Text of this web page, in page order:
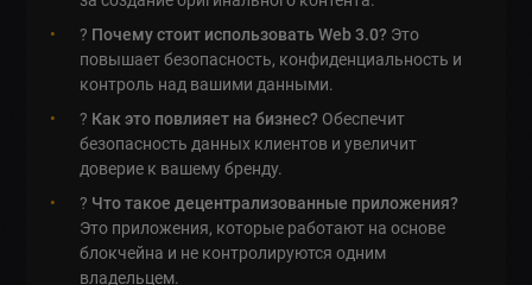
? Почему стоит использовать Web 3.0? Это
повышает безопасность, конфиденциальность и
контроль над вашими данными.
? Как это повлияет на бизнес? Обеспечит
безопасность данных клиентов и увеличит
доверие к вашему бренду.
? Что такое децентрализованные приложения?
Это приложения, которые работают на основе
блокчейна и не контролируются одним
владельцем.